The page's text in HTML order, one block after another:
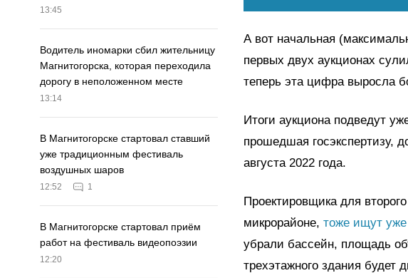
13:45
Водитель иномарки сбил жительницу
Магнитогорска, которая переходила
дорогу в неположенном месте
13:14
В Магнитогорске стартовал ставший
уже традиционным фестиваль
воздушных шаров
12:52 1
В Магнитогорске стартовал приём
работ на фестиваль видеопоэзии
12:20
А вот начальная
первых двух аукционах
теперь эта цифра выросла
Итоги аукциона подведут
прошедшая госэкспертизу,
августа 2022 года.
Проектировщика для
микрорайоне, тоже ищут
убрали бассейн, площадь
трехэтажного здания будет